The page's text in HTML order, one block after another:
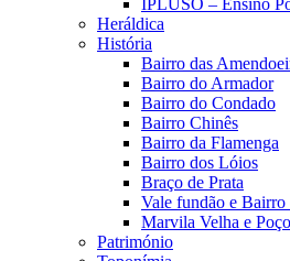
IPLUSO – Ensino
Heráldica
História
Bairro das
Bairro do Armador
Bairro do Condado
Bairro Chinês
Bairro da Flamenga
Bairro dos Lóios
Braço de Prata
Vale fundão e
Marvila Velha e
Património